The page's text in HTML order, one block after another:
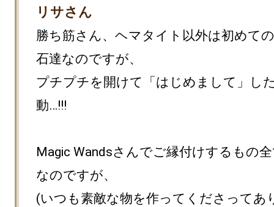
リサさん
勝ち筋さん、ヘマタイト以外は初めての
石達なのですが、
プチプチを開けて「はじめまして」し
動…!!!
Magic Wandsさんでご縁付けするもの
なのですが、
(いつも素敵な物を作ってくださってあ